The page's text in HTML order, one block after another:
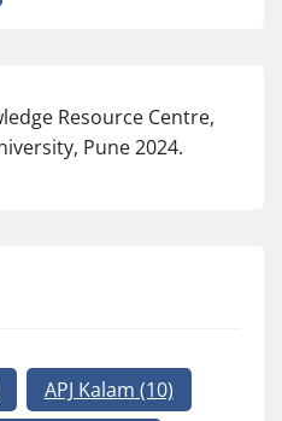
Resource Centre,
Pune 2024.
APJ Kalam (10)